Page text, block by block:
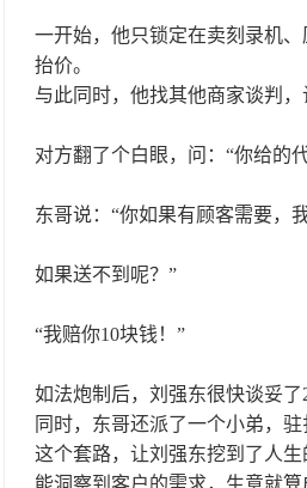
一开始，他只锁定在卖刻录机
抬价。
与此同时，他找其他商家谈判，
对方翻了个白眼，问：“你给的
东哥说：“你如果有顾客需要，
如果送不到呢？”
“我赔你10块钱！”
如法炮制后，刘强东很快谈妥了
同时，东哥还派了一个小弟，
这个套路，让刘强东挖到了人
能洞察到客户的需求，生意就